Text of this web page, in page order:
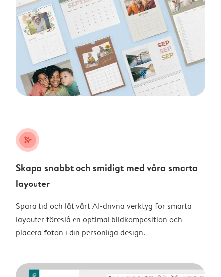
stars_plus
Skapa snabbt och smidigt med våra smarta
layouter
Spara tid och låt vårt AI-drivna verktyg för smarta
layouter föreslå en optimal bildkomposition och
placera foton i din personliga design.